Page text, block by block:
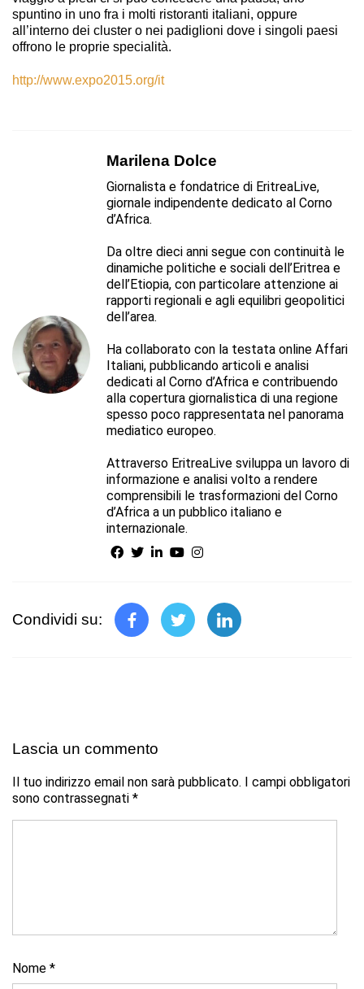
spuntino in uno fra i molti ristoranti italiani, oppure
all’interno dei cluster o nei padiglioni dove i singoli paesi
offrono le proprie specialità.
http://www.expo2015.org/it
Marilena Dolce
Giornalista e fondatrice di EritreaLive,
giornale indipendente dedicato al Corno
d’Africa.
Da oltre dieci anni segue con continuità le
dinamiche politiche e sociali dell’Eritrea e
dell’Etiopia, con particolare attenzione ai
rapporti regionali e agli equilibri geopolitici
dell’area.
Ha collaborato con la testata online Affari
Italiani, pubblicando articoli e analisi
dedicati al Corno d’Africa e contribuendo
alla copertura giornalistica di una regione
spesso poco rappresentata nel panorama
mediatico europeo.
Attraverso EritreaLive sviluppa un lavoro di
informazione e analisi volto a rendere
comprensibili le trasformazioni del Corno
d’Africa a un pubblico italiano e
internazionale.
Condividi su:
Lascia un commento
Il tuo indirizzo email non sarà pubblicato. I campi obbligatori
sono contrassegnati *
Nome *